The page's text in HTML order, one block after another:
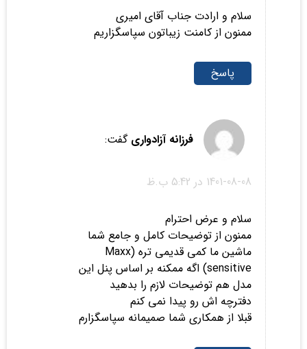
سلام و ارادت جناب آقای امیری
ممنون از کامنت زیباتون سپاسگزاریم
پاسخ
فرزانه آزادواری گفت:
1401-08-08 در 5:42 ب.ظ
سلام و عرض احترام
ممنون از توضیحات کامل و جامع شما
ماشین ما کمی قدیمی تره (Maxx
sensitive) اگه ممکنه بر اساس پنل این
مدل هم توضیحات لازم را بدهید
دفترچه اش رو پیدا نمی کنم
قبلا از همکاری شما صمیمانه سپاسگزارم